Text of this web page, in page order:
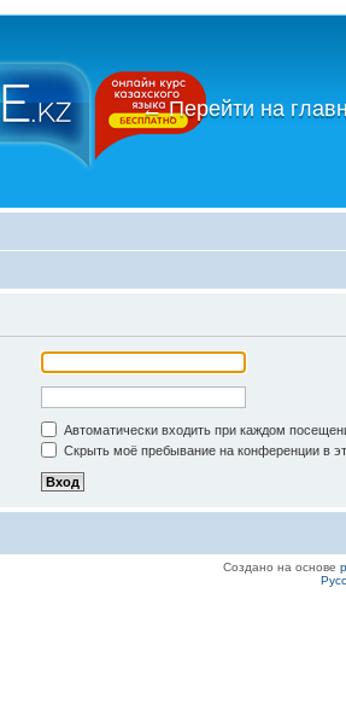
←Перейти на
Автоматически входить при каждом
Скрыть моё пребывание на конференции в
Создано на основе